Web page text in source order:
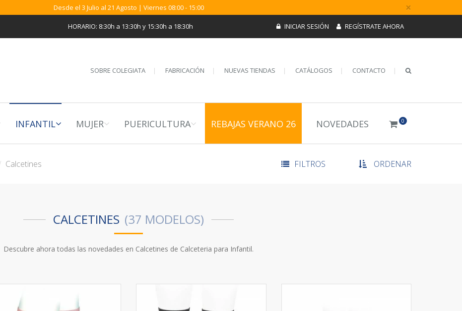
Desde el 3 Julio al 21 Agosto | Viernes 08:00 - 15:00 ×
HORARIO: 8:30h a 13:30h y 15:30h a 18:30h INICIAR SESIÓN REGÍSTRATE AHORA
SOBRE COLEGIATA FABRICACIÓN NUEVAS TIENDAS CATÁLOGOS CONTACTO
INFANTIL MUJER PUERICULTURA REBAJAS VERANO 26 NOVEDADES 0
Calcetines FILTROS ORDENAR
CALCETINES
Descubre ahora todas las novedades en Calcetines de Calceteria para Infantil.